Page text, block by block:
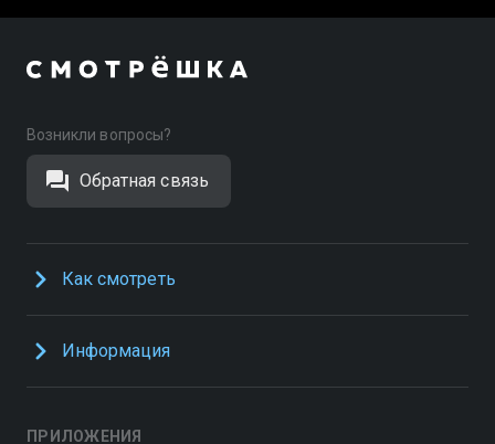
Возникли вопросы?
Обратная связь
Как смотреть
Информация
ПРИЛОЖЕНИЯ